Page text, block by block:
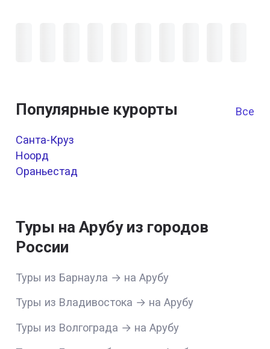
Популярные курорты Все
Санта-Круз
Ноорд
Ораньестад
Туры на Арубу из городов
России
Туры из Барнаула → на Арубу
Туры из Владивостока → на Арубу
Туры из Волгограда → на Арубу